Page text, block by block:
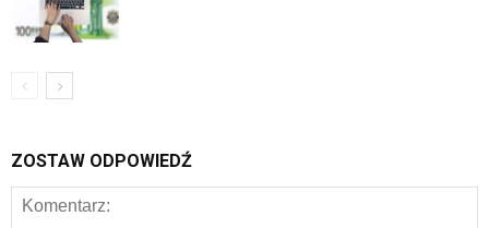
ZOSTAW ODPOWIEDŹ